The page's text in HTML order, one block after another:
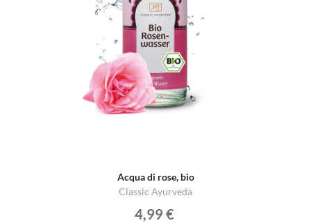
Acqua di rose, bio
Classic Ayurveda
4,99 €